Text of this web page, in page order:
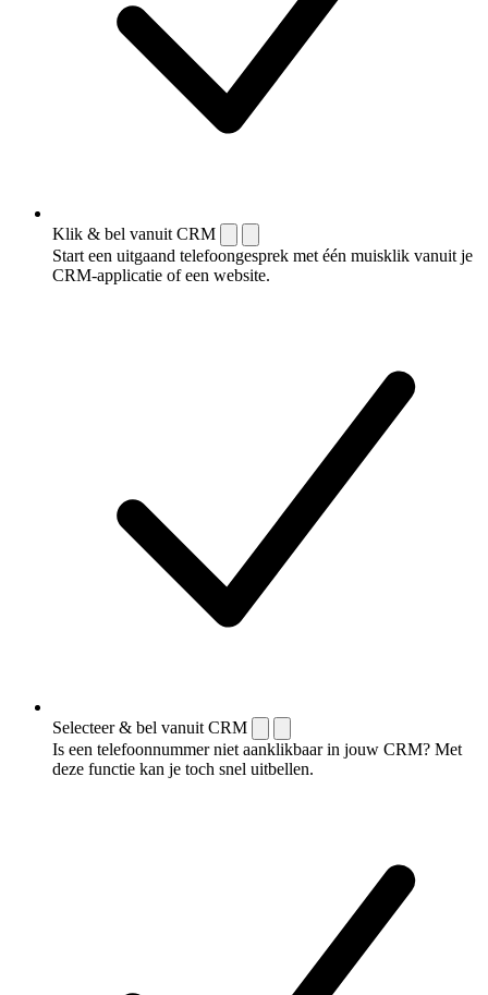
Klik & bel vanuit CRM
Start een uitgaand telefoongesprek met één muisklik vanuit je
CRM-applicatie of een website.
Selecteer & bel vanuit CRM
Is een telefoonnummer niet aanklikbaar in jouw CRM? Met
deze functie kan je toch snel uitbellen.